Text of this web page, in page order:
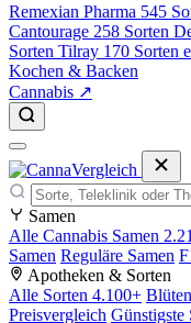
Remexian Pharma 545
Cantourage 258 Sorten
Sorten Tilray 170 Sorten
Kochen & Backen
Cannabis ↗
Samen
Alle Cannabis Samen
Samen Reguläre Samen
Apotheken & Sorten
Alle Sorten 4.100+ Blüten
Preisvergleich Günstigste